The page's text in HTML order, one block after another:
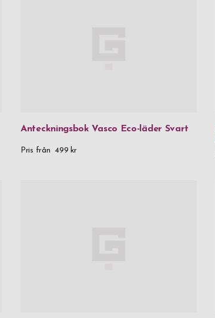
Rödvinsglas
Anteckningsbok Vasco Eco-läder Svart
Pris från 499 kr